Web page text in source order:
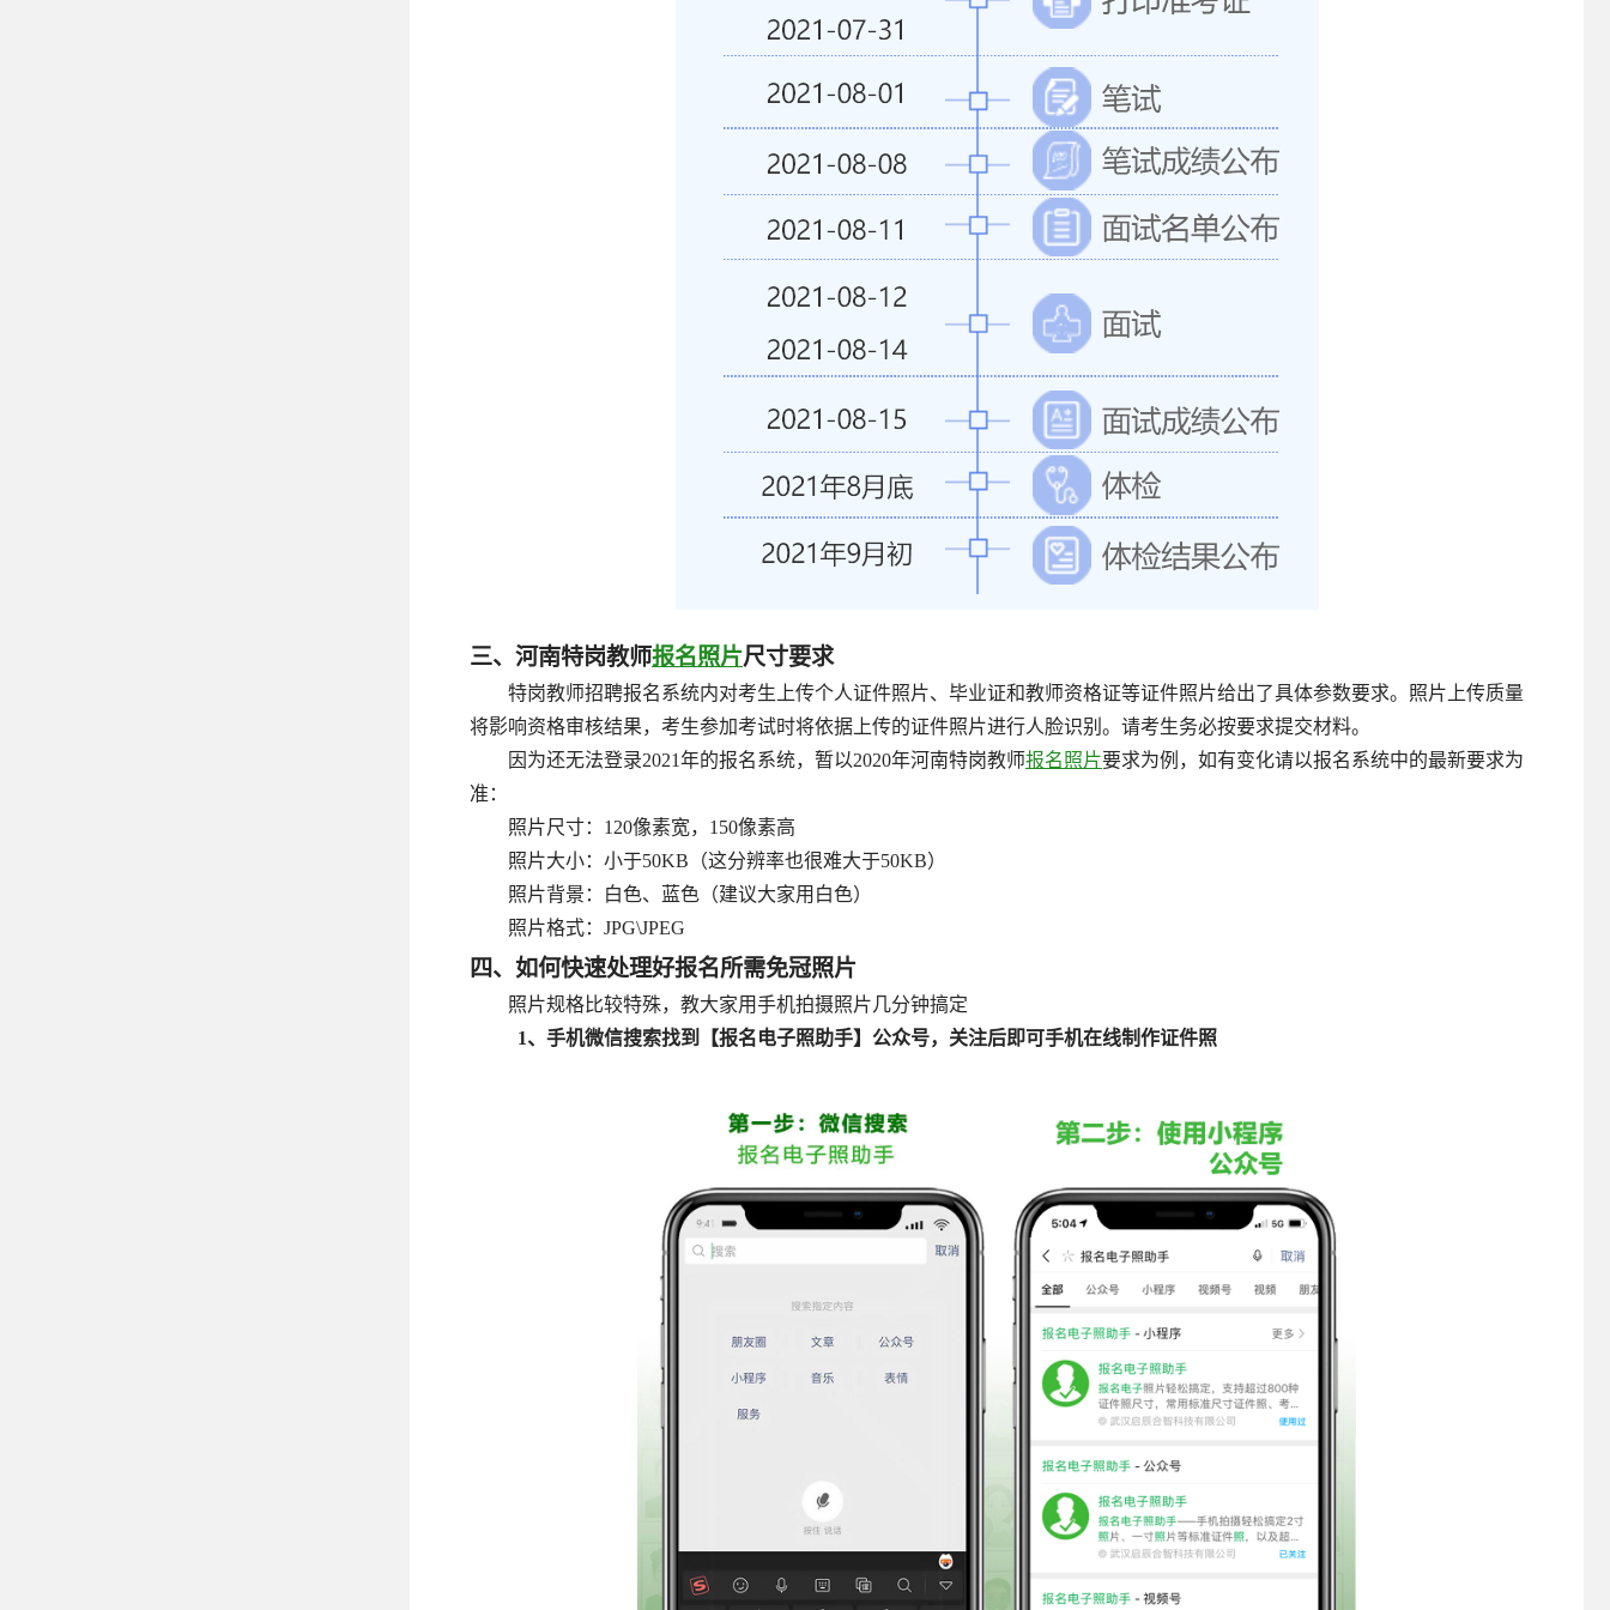
三、河南特岗教师报名照片尺寸要求
特岗教师招聘报名系统内对考生上传个人证件照片、毕业证和教师资格证等证件照片给出了具体参数要求。照片上传质量
将影响资格审核结果，考生参加考试时将依据上传的证件照片进行人脸识别。请考生务必按要求提交材料。
因为还无法登录2021年的报名系统，暂以2020年河南特岗教师报名照片要求为例，如有变化请以报名系统中的最新要求为
准：
照片尺寸：120像素宽，150像素高
照片大小：小于50KB（这分辨率也很难大于50KB）
照片背景：白色、蓝色（建议大家用白色）
照片格式：JPG\JPEG
四、如何快速处理好报名所需免冠照片
照片规格比较特殊，教大家用手机拍摄照片几分钟搞定
1、手机微信搜索找到【报名电子照助手】公众号，关注后即可手机在线制作证件照